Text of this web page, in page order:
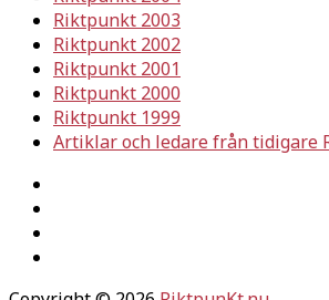
Riktpunkt 2003
Riktpunkt 2002
Riktpunkt 2001
Riktpunkt 2000
Riktpunkt 1999
Artiklar och ledare från tidigare